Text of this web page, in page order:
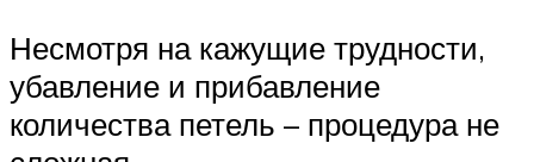
Несмотря на кажущие трудности,
убавление и прибавление
количества петель – процедура не